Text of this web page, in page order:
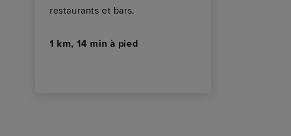
restaurants et bars.
1 km, 14 min à pied